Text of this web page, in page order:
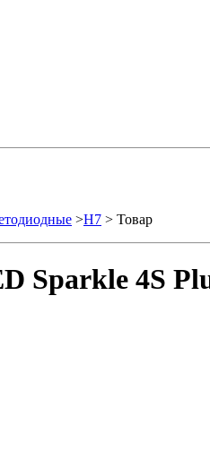
>H7 > Товар
Sparkle 4S